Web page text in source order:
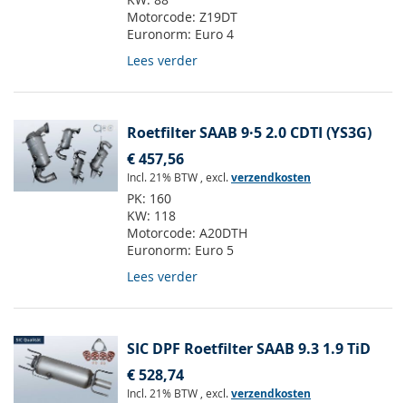
Motorcode: Z19DT
Euronorm: Euro 4
Lees verder
Roetfilter SAAB 9·5 2.0 CDTI (YS3G)
€ 457,56
Incl. 21% BTW , excl.verzendkosten
PK: 160
KW: 118
Motorcode: A20DTH
Euronorm: Euro 5
Lees verder
SIC DPF Roetfilter SAAB 9.3 1.9 TiD
€ 528,74
Incl. 21% BTW , excl.verzendkosten